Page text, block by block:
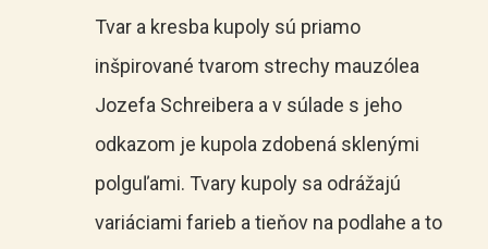
Tvar a kresba kupoly sú priamo
inšpirované tvarom strechy mauzólea
Jozefa Schreibera a v súlade s jeho
odkazom je kupola zdobená sklenými
polguľami. Tvary kupoly sa odrážajú
variáciami farieb a tieňov na podlahe a to